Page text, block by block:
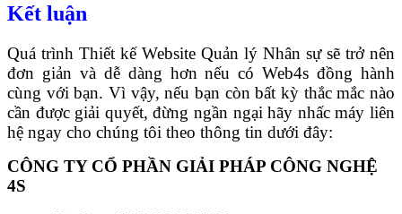
Kết luận
Quá trình Thiết kế Website Quản lý Nhân sự sẽ trở nên
đơn giản và dễ dàng hơn nếu có Web4s đồng hành
cùng với bạn. Vì vậy, nếu bạn còn bất kỳ thắc mắc nào
cần được giải quyết, đừng ngần ngại hãy nhấc máy liên
hệ ngay cho chúng tôi theo thông tin dưới đây:
CÔNG TY CỔ PHẦN GIẢI PHÁP CÔNG NGHỆ
4S